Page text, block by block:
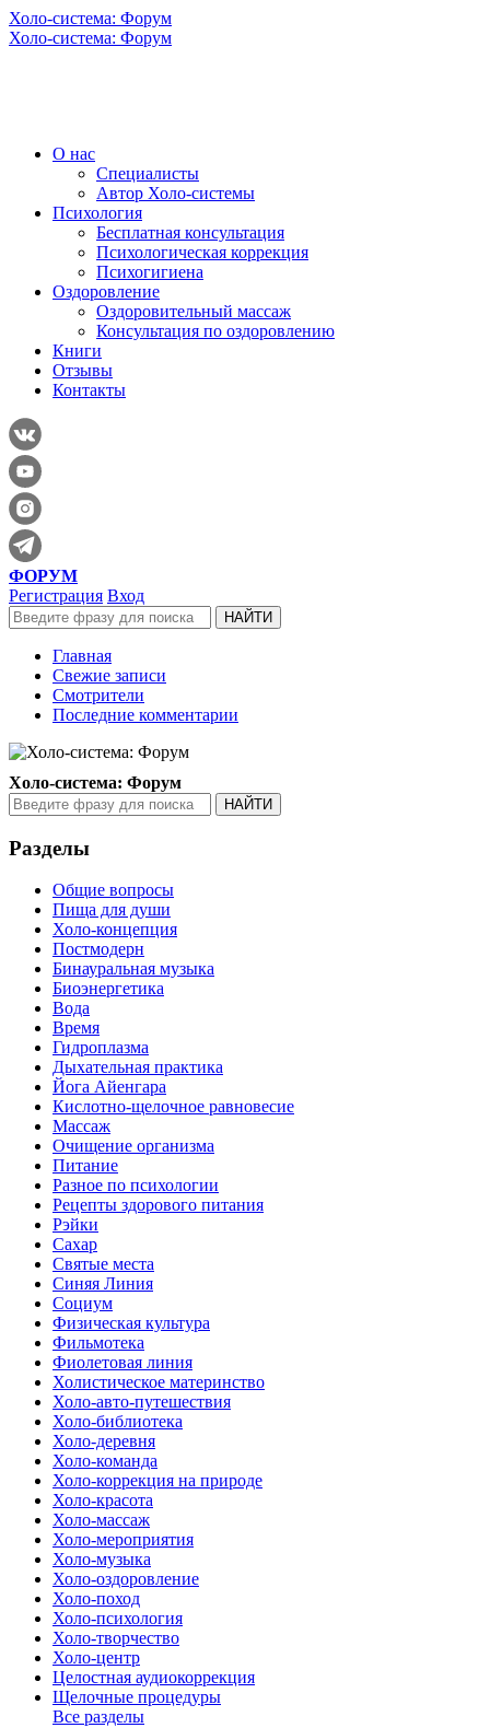
Холо-система: Форум
Холо-система: Форум
О нас
Специалисты
Автор Холо-системы
Психология
Бесплатная консультация
Психологическая коррекция
Психогигиена
Оздоровление
Оздоровительный массаж
Консультация по оздоровлению
Книги
Отзывы
Контакты
ФОРУМ
Регистрация Вход
Главная
Свежие записи
Смотрители
Последние комментарии
Холо-система: Форум
Разделы
Общие вопросы
Пища для души
Холо-концепция
Постмодерн
Бинауральная музыка
Биоэнергетика
Вода
Время
Гидроплазма
Дыхательная практика
Йога Айенгара
Кислотно-щелочное равновесие
Массаж
Очищение организма
Питание
Разное по психологии
Рецепты здорового питания
Рэйки
Сахар
Святые места
Синяя Линия
Социум
Физическая культура
Фильмотека
Фиолетовая линия
Холистическое материнство
Холо-авто-путешествия
Холо-библиотека
Холо-деревня
Холо-команда
Холо-коррекция на природе
Холо-красота
Холо-массаж
Холо-мероприятия
Холо-музыка
Холо-оздоровление
Холо-поход
Холо-психология
Холо-творчество
Холо-центр
Целостная аудиокоррекция
Щелочные процедуры
Все разделы